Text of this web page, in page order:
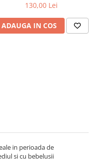
130,00 Lei
ADAUGA IN COS
in perioada de
si cu bebelusii